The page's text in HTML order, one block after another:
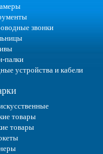
звонки
палки
устройства и кабели
товары
товары